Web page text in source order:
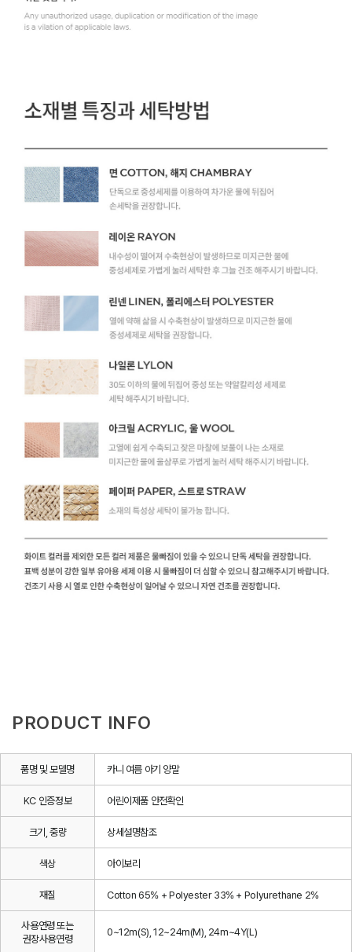
PRODUCT INFO
품명 및 모델명 카니 여름 아기 양말
KC 인증정보 어린이제품 안전확인
크기, 중량 상세설명참조
색상 아이보리
재질 Cotton 65% + Polyester 33% + Polyurethane 2%
사용연령 또는
권장사용연령
0~12m(S), 12~24m(M), 24m~4Y(L)